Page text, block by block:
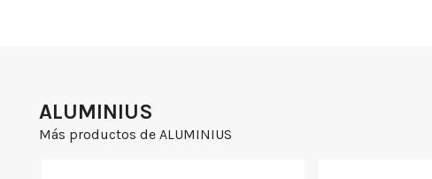
ALUMINIUS
Más productos de ALUMINIUS